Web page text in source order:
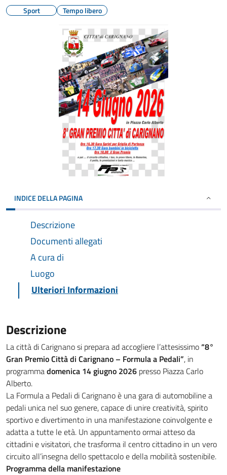
Sport Tempo libero
INDICE DELLA PAGINA
Descrizione
Documenti allegati
A cura di
Luogo
Ulteriori Informazioni
Descrizione
La città di Carignano si prepara ad accogliere l’attesissimo“8°
Gran Premio Città di Carignano – Formula a Pedali”, in
programmadomenica 14 giugno 2026 presso Piazza Carlo
Alberto.
La Formula a Pedali di Carignano è una gara di automobiline a
pedali unica nel suo genere, capace di unire creatività, spirito
sportivo e divertimento in una manifestazione coinvolgente e
adatta a tutte le età. Un appuntamento ormai atteso da
cittadini e visitatori, che trasforma il centro cittadino in un vero
circuito all’insegna dello spettacolo e della mobilità sostenibile.
Programma della manifestazione